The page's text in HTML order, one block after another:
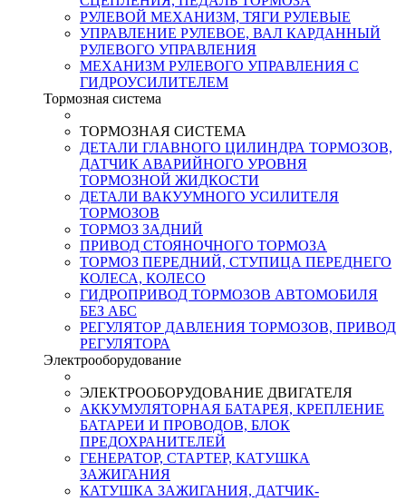
РУЛЕВОЙ МЕХАНИЗМ, ТЯГИ РУЛЕВЫЕ
УПРАВЛЕНИЕ РУЛЕВОЕ, ВАЛ КАРДАННЫЙ
РУЛЕВОГО УПРАВЛЕНИЯ
МЕХАНИЗМ РУЛЕВОГО УПРАВЛЕНИЯ С
ГИДРОУСИЛИТЕЛЕМ
Тормозная система
ТОРМОЗНАЯ СИСТЕМА
ДЕТАЛИ ГЛАВНОГО ЦИЛИНДРА ТОРМОЗОВ,
ДАТЧИК АВАРИЙНОГО УРОВНЯ
ТОРМОЗНОЙ ЖИДКОСТИ
ДЕТАЛИ ВАКУУМНОГО УСИЛИТЕЛЯ
ТОРМОЗОВ
ТОРМОЗ ЗАДНИЙ
ПРИВОД СТОЯНОЧНОГО ТОРМОЗА
ТОРМОЗ ПЕРЕДНИЙ, СТУПИЦА ПЕРЕДНЕГО
КОЛЕСА, КОЛЕСО
ГИДРОПРИВОД ТОРМОЗОВ АВТОМОБИЛЯ
БЕЗ АБС
РЕГУЛЯТОР ДАВЛЕНИЯ ТОРМОЗОВ, ПРИВОД
РЕГУЛЯТОРА
Электрооборудование
ЭЛЕКТРООБОРУДОВАНИЕ ДВИГАТЕЛЯ
АККУМУЛЯТОРНАЯ БАТАРЕЯ, КРЕПЛЕНИЕ
БАТАРЕИ И ПРОВОДОВ, БЛОК
ПРЕДОХРАНИТЕЛЕЙ
ГЕНЕРАТОР, СТАРТЕР, КАТУШКА
ЗАЖИГАНИЯ
КАТУШКА ЗАЖИГАНИЯ, ДАТЧИК-